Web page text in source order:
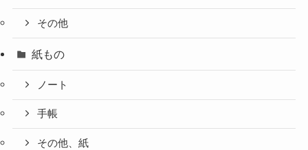
その他
紙もの
ノート
手帳
その他、紙